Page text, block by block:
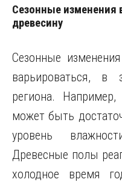
Сезонные изменения
древесину
Сезонные
варьироваться, в
региона.
может быть
уровень
Древесные полы
холодное время